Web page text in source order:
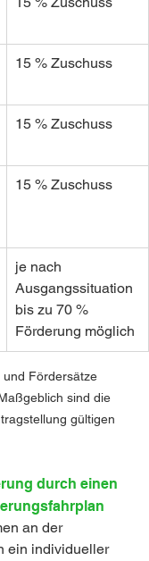
15 % Zuschuss
15 % Zuschuss
15 % Zuschuss
je nach
Ausgangssituation
bis zu 70 %
Förderung möglich
Fördersätze
sind die
gültigen
durch einen
an der
ein individueller